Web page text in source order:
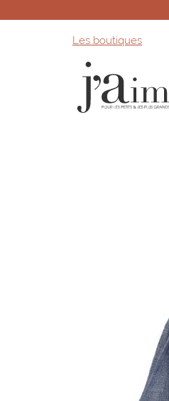
Les boutiques